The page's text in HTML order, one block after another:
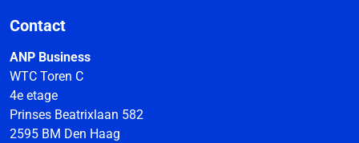
Contact
ANP Business
WTC Toren C
4e etage
Prinses Beatrixlaan 582
2595 BM Den Haag